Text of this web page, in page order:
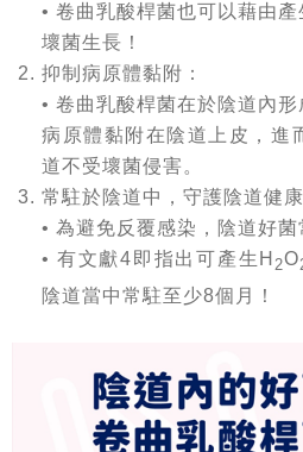
• 卷曲乳酸桿菌也可以藉由
壞菌生長！
抑制病原體黏附：
• 卷曲乳酸桿菌在於陰道內
病原體黏附在陰道上皮，進
道不受壞菌侵害。
常駐於陰道中，守護陰道健康
• 為避免反覆感染，陰道好菌
• 有文獻4即指出可產生H 2O
陰道當中常駐至少8個月！